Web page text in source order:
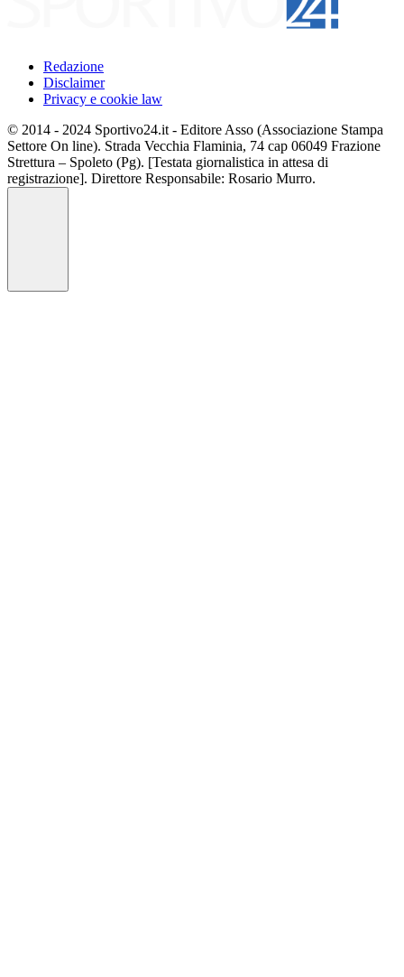
Redazione
Disclaimer
Privacy e cookie law
© 2014 - 2024 Sportivo24.it - Editore Asso (Associazione Stampa
Settore On line). Strada Vecchia Flaminia, 74 cap 06049 Frazione
Strettura – Spoleto (Pg). [Testata giornalistica in attesa di
registrazione]. Direttore Responsabile: Rosario Murro.